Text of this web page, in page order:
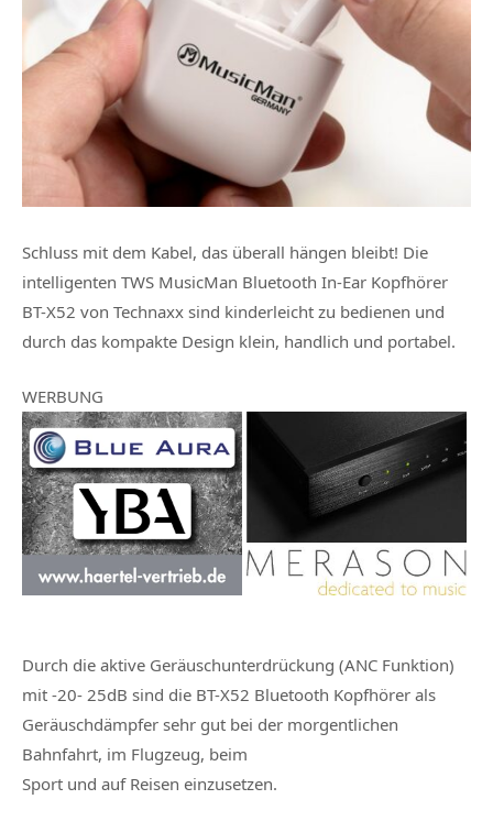
Schluss mit dem Kabel, das überall hängen bleibt! Die
intelligenten TWS MusicMan Bluetooth In-Ear Kopfhörer
BT-X52 von Technaxx sind kinderleicht zu bedienen und
durch das kompakte Design klein, handlich und portabel.
WERBUNG
Durch die aktive Geräuschunterdrückung (ANC Funktion)
mit -20- 25dB sind die BT-X52 Bluetooth Kopfhörer als
Geräuschdämpfer sehr gut bei der morgentlichen
Bahnfahrt, im Flugzeug, beim
Sport und auf Reisen einzusetzen.